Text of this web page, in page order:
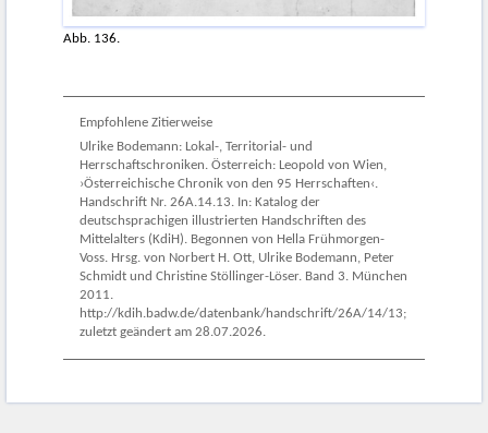
Abb. 136.
Empfohlene Zitierweise
Ulrike Bodemann: Lokal-, Territorial- und
Herrschaftschroniken. Österreich: Leopold von Wien,
›Österreichische Chronik von den 95 Herrschaften‹.
Handschrift Nr. 26A.14.13. In: Katalog der
deutschsprachigen illustrierten Handschriften des
Mittelalters (KdiH). Begonnen von Hella Frühmorgen-
Voss. Hrsg. von Norbert H. Ott, Ulrike Bodemann, Peter
Schmidt und Christine Stöllinger-Löser. Band 3. München
2011.
http://kdih.badw.de/datenbank/handschrift/26A/14/13;
zuletzt geändert am 28.07.2026.